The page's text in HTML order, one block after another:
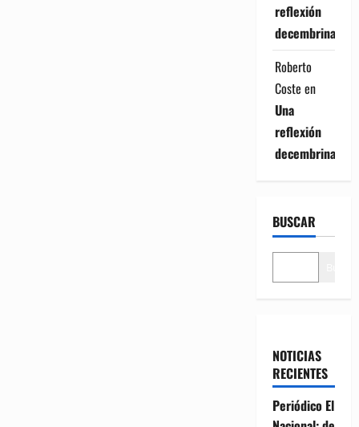
reflexión
decembrina
Roberto
Coste en
Una
reflexión
decembrina
BUSCAR
NOTICIAS
RECIENTES
Periódico El